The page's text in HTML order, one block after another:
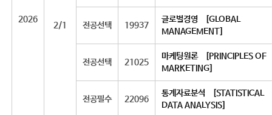
2026
2/1 전공선택 19937
글로벌경영 [GLOBAL
MANAGEMENT]
전공선택 21025
마케팅원론 [PRINCIPLES OF
MARKETING]
전공필수 22096
통계자료분석 [STATISTICAL
DATA ANALYSIS]